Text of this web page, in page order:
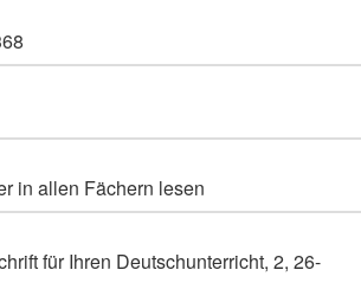
in allen Fächern lesen
für Ihren Deutschunterricht, 2, 26-